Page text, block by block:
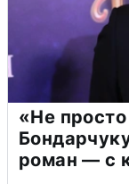
«Не
роман — с